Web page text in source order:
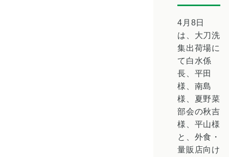
4月8日
は、大刀洗
集出荷場に
て白水係
長、平田
様、南島
様、夏野菜
部会の秋吉
様、平山様
と、外食・
量販店向け